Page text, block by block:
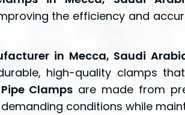
the efficiency and
in Mecca, Saudi
high-quality clamps
Clamps are made from
conditions while